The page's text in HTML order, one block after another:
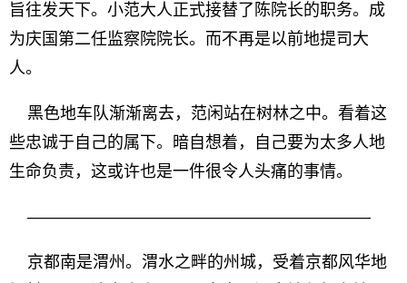
旨往发天下。小范大人正式接替了陈院长的职务。成
为庆国第二任监察院院长。而不再是以前地提司大
人。
黑色地车队渐渐离去，范闲站在树林之中。看着这
些忠诚于自己的属下。暗自想着，自己要为太多人地
生命负责，这或许也是一件很令人头痛的事情。
—————————————————————
京都南是渭州。渭水之畔的州城，受着京都风华地